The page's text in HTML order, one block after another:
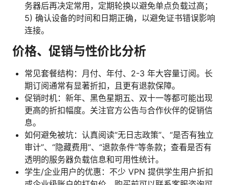
务器后再决定常用，定期轮换以避免单点负载过高；
5) 确认设备的时间和日期正确，以避免证书错误影响
连接。
价格、促销与性价比分析
常见套餐结构：月付、年付、2-3 年大容量订阅。长
期订阅通常有显著折扣，且更有退款保障。
促销时机：新年、黑色星期五、双十一等都可能出现
更高的折扣幅度。关注官方公告与合作伙伴的促销信
息。
如何避免被坑：认真阅读“无日志政策”、“是否有独立
审计”、“隐藏费用”、“退款条件”等条款；查看是否有
透明的服务器负载信息和可用性统计。
学生/企业用户的优惠：不少 VPN 提供学生用户折扣